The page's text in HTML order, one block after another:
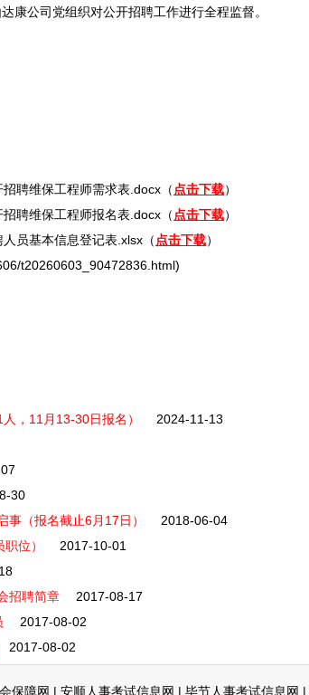
康公司党组织对公开招聘工作进行全程监督。
招聘维保工程师需求表.docx（ 点击下载）
招聘维保工程师报名表.docx（ 点击下载）
员基本信息登记表.xlsx（ 点击下载）
t20260603_90472836.html)
，11月13-30日报名）
2024-11-13
30
（报名截止6月17日）
2018-06-04
位）
2017-10-01
招聘简章
2017-08-17
2017-08-02
2017-08-02
保障网 | 安顺人事考试信息网 | 毕节人事考试信息网 |